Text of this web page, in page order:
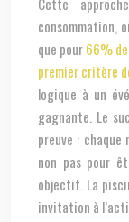
consommation,
que pour66%
premier critère
logique à un
gagnante. Le
preuve :
non pas pour
objectif. La
invitation à